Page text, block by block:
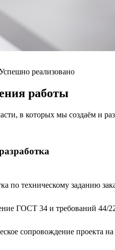
реализовано
работы
в которых мы создаём и
по техническому заданию
ГОСТ 34 и требований 44/
сопровождение проекта на